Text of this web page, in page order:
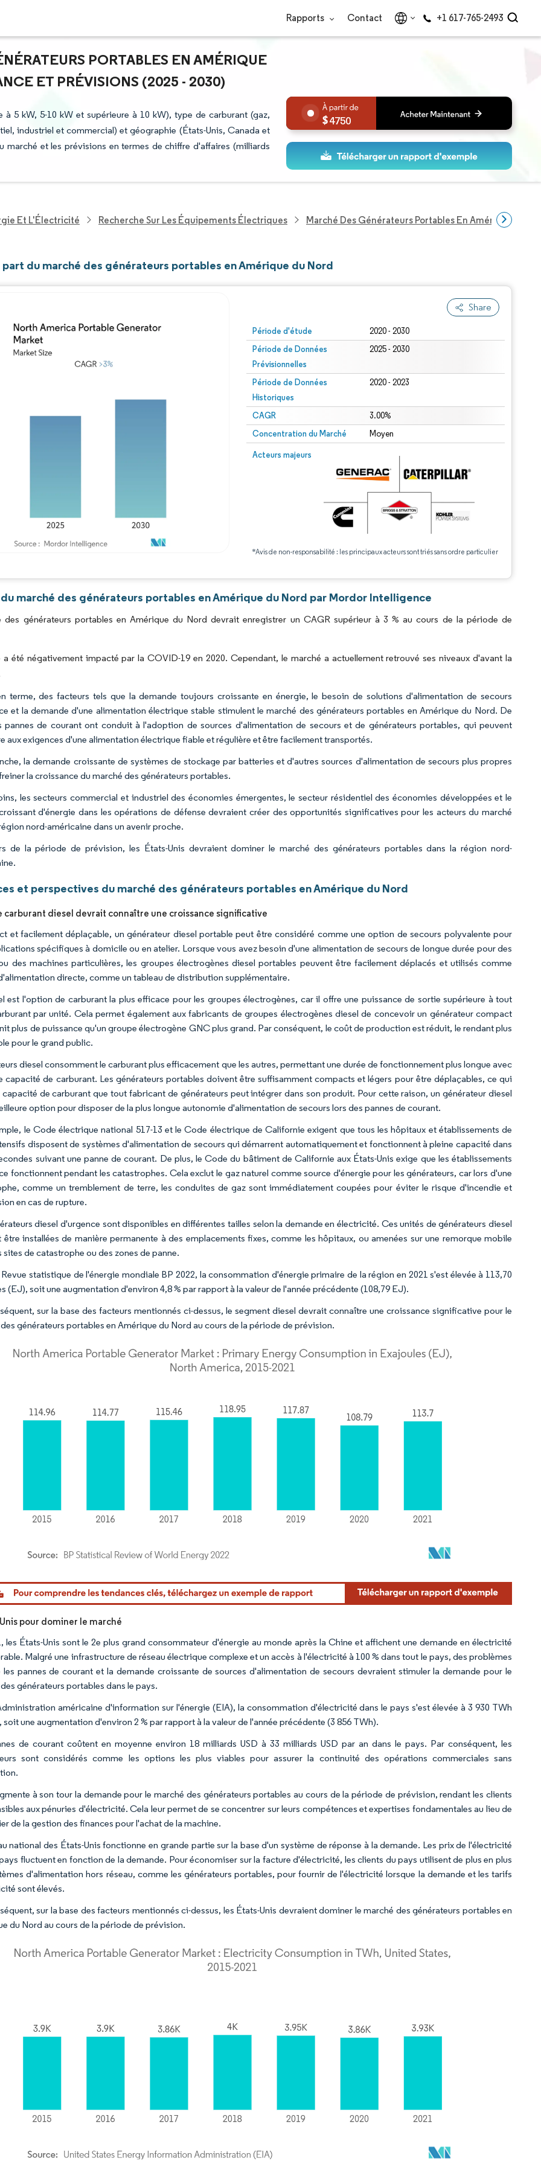
Rapports Contact +1 617-765-2493
PORTABLES EN AMÉRIQUE
ET PRÉVISIONS (2025 - 2030)
5 kW, 5-10 kW et supérieure à 10 kW), type de carburant (gaz,
industriel et commercial) et géographie (États-Unis, Canada et
et les prévisions en termes de chiffre d'affaires (milliards
4750
Et L'Électricité Recherche Sur Les Équipements Électriques Marché Des Générateurs Portables En Amérique Du
du marché des générateurs portables en Amérique du Nord
Share
Période d'étude 2020 - 2030
Période de Données
Prévisionnelles
2025 - 2030
Période de Données
Historiques
2020 - 2023
CAGR 3.00%
Concentration du Marché Moyen
Acteurs majeurs
*Avis de non-responsabilité : les principaux acteurs sont triés sans ordre particulier
marché des générateurs portables en Amérique du Nord par Mordor Intelligence
des générateurs portables en Amérique du Nord devrait enregistrer un CAGR supérieur à 3 % au cours de la période de
a été négativement impacté par la COVID-19 en 2020. Cependant, le marché a actuellement retrouvé ses niveaux d'avant la
terme, des facteurs tels que la demande toujours croissante en énergie, le besoin de solutions d'alimentation de secours
et la demande d'une alimentation électrique stable stimulent le marché des générateurs portables en Amérique du Nord. De
pannes de courant ont conduit à l'adoption de sources d'alimentation de secours et de générateurs portables, qui peuvent
aux exigences d'une alimentation électrique fiable et régulière et être facilement transportés.
la demande croissante de systèmes de stockage par batteries et d'autres sources d'alimentation de secours plus propres
la croissance du marché des générateurs portables.
les secteurs commercial et industriel des économies émergentes, le secteur résidentiel des économies développées et le
d'énergie dans les opérations de défense devraient créer des opportunités significatives pour les acteurs du marché
nord-américaine dans un avenir proche.
de la période de prévision, les États-Unis devraient dominer le marché des générateurs portables dans la région nord-
et perspectives du marché des générateurs portables en Amérique du Nord
carburant diesel devrait connaître une croissance significative
et facilement déplaçable, un générateur diesel portable peut être considéré comme une option de secours polyvalente pour
spécifiques à domicile ou en atelier. Lorsque vous avez besoin d'une alimentation de secours de longue durée pour des
des machines particulières, les groupes électrogènes diesel portables peuvent être facilement déplacés et utilisés comme
directe, comme un tableau de distribution supplémentaire.
est l'option de carburant la plus efficace pour les groupes électrogènes, car il offre une puissance de sortie supérieure à tout
par unité. Cela permet également aux fabricants de groupes électrogènes diesel de concevoir un générateur compact
plus de puissance qu'un groupe électrogène GNC plus grand. Par conséquent, le coût de production est réduit, le rendant plus
pour le grand public.
diesel consomment le carburant plus efficacement que les autres, permettant une durée de fonctionnement plus longue avec
capacité de carburant. Les générateurs portables doivent être suffisamment compacts et légers pour être déplaçables, ce qui
de carburant que tout fabricant de générateurs peut intégrer dans son produit. Pour cette raison, un générateur diesel
option pour disposer de la plus longue autonomie d'alimentation de secours lors des pannes de courant.
le Code électrique national 517-13 et le Code électrique de Californie exigent que tous les hôpitaux et établissements de
disposent de systèmes d'alimentation de secours qui démarrent automatiquement et fonctionnent à pleine capacité dans
suivant une panne de courant. De plus, le Code du bâtiment de Californie aux États-Unis exige que les établissements
fonctionnent pendant les catastrophes. Cela exclut le gaz naturel comme source d'énergie pour les générateurs, car lors d'une
comme un tremblement de terre, les conduites de gaz sont immédiatement coupées pour éviter le risque d'incendie et
en cas de rupture.
diesel d'urgence sont disponibles en différentes tailles selon la demande en électricité. Ces unités de générateurs diesel
être installées de manière permanente à des emplacements fixes, comme les hôpitaux, ou amenées sur une remorque mobile
sites de catastrophe ou des zones de panne.
Revue statistique de l'énergie mondiale BP 2022, la consommation d'énergie primaire de la région en 2021 s'est élevée à 113,70
(EJ), soit une augmentation d'environ 4,8 % par rapport à la valeur de l'année précédente (108,79 EJ).
sur la base des facteurs mentionnés ci-dessus, le segment diesel devrait connaître une croissance significative pour le
générateurs portables en Amérique du Nord au cours de la période de prévision.
Intelligence. La réutilisation nécessite une attribution sous CC BY 4.0.
pour dominer le marché
les États-Unis sont le 2e plus grand consommateur d'énergie au monde après la Chine et affichent une demande en électricité
Malgré une infrastructure de réseau électrique complexe et un accès à l'électricité à 100 % dans tout le pays, des problèmes
les pannes de courant et la demande croissante de sources d'alimentation de secours devraient stimuler la demande pour le
générateurs portables dans le pays.
américaine d'information sur l'énergie (EIA), la consommation d'électricité dans le pays s'est élevée à 3 930 TWh
soit une augmentation d'environ 2 % par rapport à la valeur de l'année précédente (3 856 TWh).
de courant coûtent en moyenne environ 18 milliards USD à 33 milliards USD par an dans le pays. Par conséquent, les
sont considérés comme les options les plus viables pour assurer la continuité des opérations commerciales sans
à son tour la demande pour le marché des générateurs portables au cours de la période de prévision, rendant les clients
aux pénuries d'électricité. Cela leur permet de se concentrer sur leurs compétences et expertises fondamentales au lieu de
de la gestion des finances pour l'achat de la machine.
national des États-Unis fonctionne en grande partie sur la base d'un système de réponse à la demande. Les prix de l'électricité
fluctuent en fonction de la demande. Pour économiser sur la facture d'électricité, les clients du pays utilisent de plus en plus
d'alimentation hors réseau, comme les générateurs portables, pour fournir de l'électricité lorsque la demande et les tarifs
sont élevés.
sur la base des facteurs mentionnés ci-dessus, les États-Unis devraient dominer le marché des générateurs portables en
du Nord au cours de la période de prévision.